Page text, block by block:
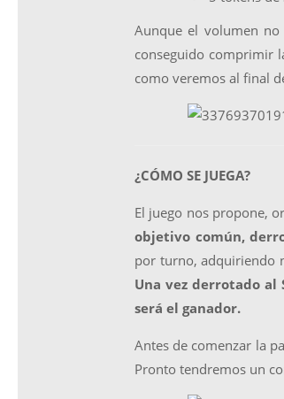
Aunque el volumen no
conseguido comprimir
como veremos al final
¿CÓMO SE JUEGA?
El juego nos propone,
objetivo común,
por turno, adquiriendo
Una vez derrotado al
será el ganador.
Antes de comenzar la
Pronto tendremos un